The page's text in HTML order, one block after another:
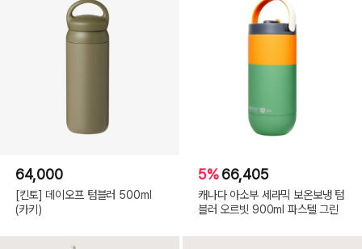
64,000
[킨토] 데이오프 텀블러 500ml
(카키)
5%66,405
캐나다 아소부 세라믹 보온보냉 텀
블러 오르빗 900ml 파스텔 그린